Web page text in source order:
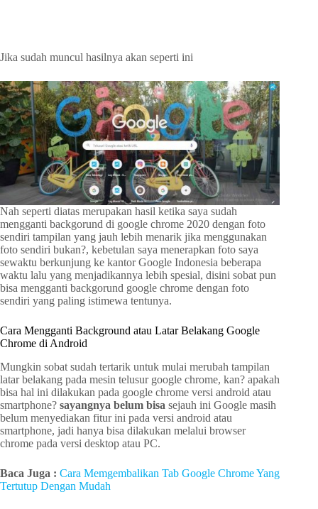
Jika sudah muncul hasilnya akan seperti ini
Nah seperti diatas merupakan hasil ketika saya sudah
mengganti backgorund di google chrome 2020 dengan foto
sendiri tampilan yang jauh lebih menarik jika menggunakan
foto sendiri bukan?, kebetulan saya menerapkan foto saya
sewaktu berkunjung ke kantor Google Indonesia beberapa
waktu lalu yang menjadikannya lebih spesial, disini sobat pun
bisa mengganti backgorund google chrome dengan foto
sendiri yang paling istimewa tentunya.
Cara Mengganti Background atau Latar Belakang Google
Chrome di Android
Mungkin sobat sudah tertarik untuk mulai merubah tampilan
latar belakang pada mesin telusur google chrome, kan? apakah
bisa hal ini dilakukan pada google chrome versi android atau
smartphone? sayangnya belum bisa sejauh ini Google masih
belum menyediakan fitur ini pada versi android atau
smartphone, jadi hanya bisa dilakukan melalui browser
chrome pada versi desktop atau PC.
Baca Juga : Cara Memgembalikan Tab Google Chrome Yang
Tertutup Dengan Mudah